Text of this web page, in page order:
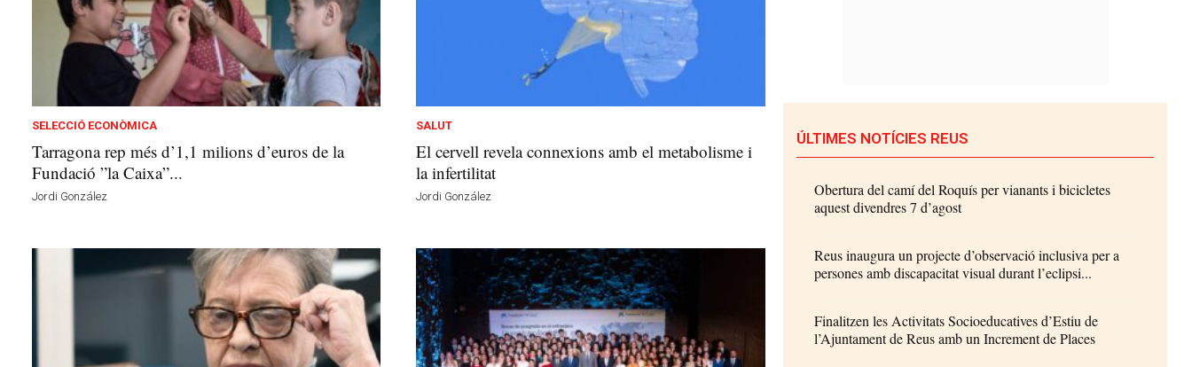
SELECCIÓ ECONÒMICA
Tarragona rep més d’1,1 milions d’euros de la
Fundació ”la Caixa”...
Jordi González
SALUT
El cervell revela connexions amb el metabolisme i
la infertilitat
Jordi González
ÚLTIMES NOTÍCIES REUS
Obertura del camí del Roquís per vianants i bicicletes
aquest divendres 7 d’agost
Reus inaugura un projecte d’observació inclusiva per a
persones amb discapacitat visual durant l’eclipsi...
Finalitzen les Activitats Socioeducatives d’Estiu de
l’Ajuntament de Reus amb un Increment de Places